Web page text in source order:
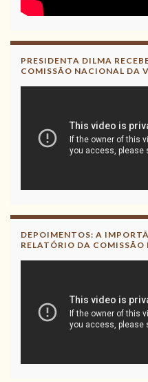
PRESIDENTA DILMA
COMISSÃO NACIONAL DA
DEPOIMENTOS: A
RELATÓRIO DA